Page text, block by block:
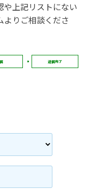
や上記リストにない
りご相談くださ
送信完了